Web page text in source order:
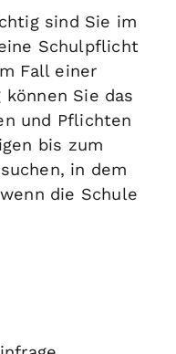
sind Sie im
Schulpflicht
Fall einer
Sie das
und Pflichten
bis zum
in dem
die Schule